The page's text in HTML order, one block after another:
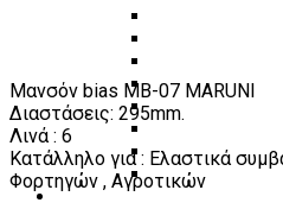
Εργαλεία Χειρός
Εργαλεία φρένων
Διάφορα Είδη
Αναλώσιμα Είδη
ΚΑΤΑΛΟΓΟΣ
Μανσόν bias MB-07 MARUNI
Διαστάσεις: 295mm.
Λινά : 6
Κατάλληλο για : Ελαστικά
Φορτηγών , Αγροτικών